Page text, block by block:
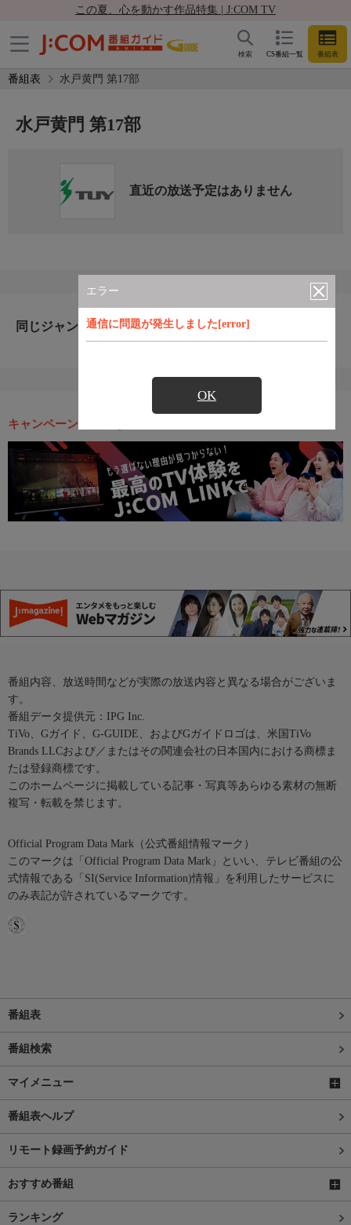
この夏、心を動かす作品特集 | J:COM TV
CS番組一覧 番組表
検索
番組表 水戸黄門 第17部
エラー
通信に問題が発生しました[error]
OK
水戸黄門 第17部
直近の放送予定はありません
同じジャンルのおすすめ番組
キャンペーン・お得な情報
番組内容、放送時間などが実際の放送内容と異なる場合がございま
す。
番組データ提供元：IPG Inc.
TiVo、Gガイド、G-GUIDE、およびGガイドロゴは、米国TiVo
Brands LLCおよび／またはその関連会社の日本国内における商標ま
たは登録商標です。
このホームページに掲載している記事・写真等あらゆる素材の無断
複写・転載を禁じます。
Official Program Data Mark（公式番組情報マーク）
このマークは「Official Program Data Mark」といい、テレビ番組の公
式情報である「SI(Service Information)情報」を利用したサービスに
のみ表記が許されているマークです。
番組表
番組検索
マイメニュー
番組表ヘルプ
リモート録画予約ガイド
おすすめ番組
ランキング